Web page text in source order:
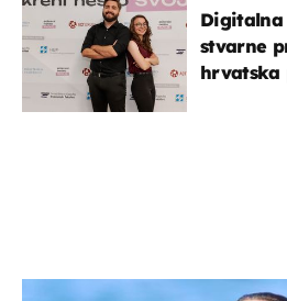
Digitalna
stvarne
hrvatska